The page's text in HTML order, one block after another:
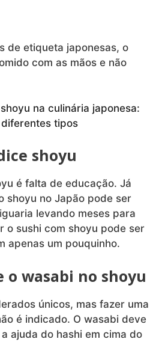
de etiqueta japonesas, o
com as mãos e não
na culinária japonesa:
tipos
shoyu
é falta de educação. Já
shoyu no Japão pode ser
levando meses para
o sushi com shoyu pode ser
apenas um pouquinho.
o wasabi no shoyu
únicos, mas fazer uma
é indicado. O wasabi deve
ajuda do hashi em cima do